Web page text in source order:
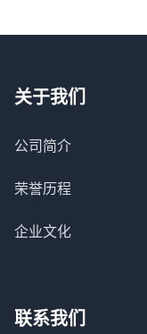
关于我们
公司简介
荣誉历程
企业文化
联系我们